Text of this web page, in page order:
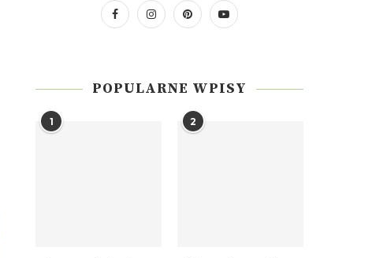
POPULARNE WPISY
1 2